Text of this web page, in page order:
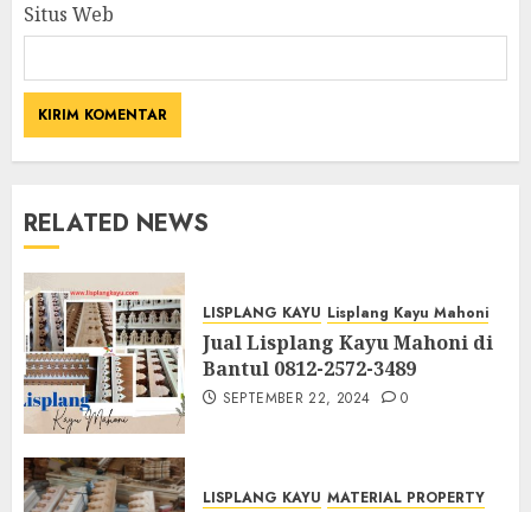
Situs Web
RELATED NEWS
LISPLANG KAYU Lisplang Kayu Mahoni
Jual Lisplang Kayu Mahoni di
Bantul 0812-2572-3489
SEPTEMBER 22, 2024 0
LISPLANG KAYU MATERIAL PROPERTY